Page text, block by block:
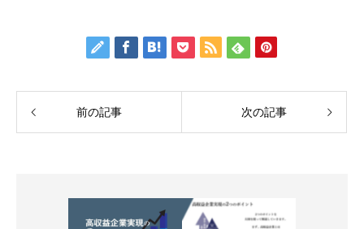
前の記事 次の記事